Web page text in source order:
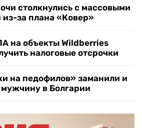
столкнулись с массовыми
за плана «Ковер»
на объекты Wildberries
налоговые отсрочки
на педофилов» заманили и
в Болгарии